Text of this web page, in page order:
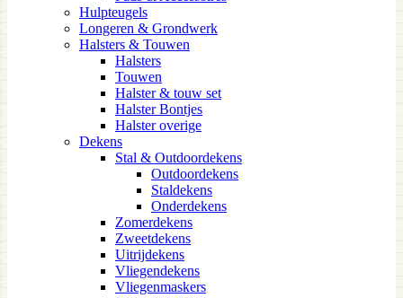
Hulpteugels
Longeren & Grondwerk
Halsters & Touwen
Halsters
Touwen
Halster & touw set
Halster Bontjes
Halster overige
Dekens
Stal & Outdoordekens
Outdoordekens
Staldekens
Onderdekens
Zomerdekens
Zweetdekens
Uitrijdekens
Vliegendekens
Vliegenmaskers